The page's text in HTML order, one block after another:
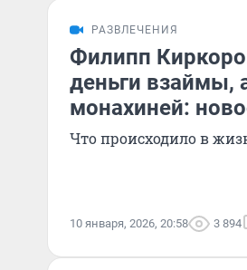
РАЗВЛЕЧЕНИЯ
Филипп
деньги взаймы,
монахиней:
Что происходило в
10 января, 2026, 20:58 3 894